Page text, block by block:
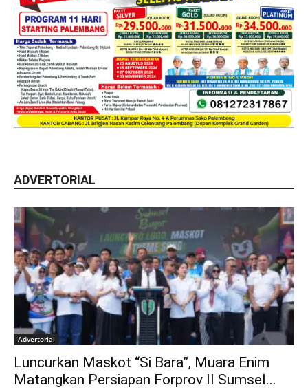
ADVERTORIAL
Advertorial
Luncurkan Maskot “Si Bara”, Muara Enim
Matangkan Persiapan Forprov II Sumsel...